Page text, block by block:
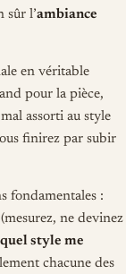
sûr l’ambiance
en véritable
pour la pièce,
assorti au style
finirez par subir
fondamentales :
(mesurez, ne devinez
quel style me
chacune des